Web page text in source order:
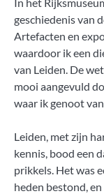
geschiedenis van
Artefacten en
waardoor ik een
van Leiden. De
mooi aangevuld
waar ik genoot
Leiden, met zijn
kennis, bood een
prikkels. Het was
heden bestond,